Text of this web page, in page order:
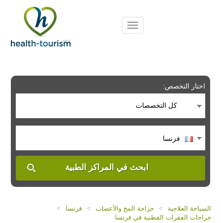
includes
system.
اختار التخصص:
كل التخصصات
فرنسا
ابحث في المراكز الطبية
السياحة العلاجية > جراحة المخ والأعصاب > فرنسا
>
جراحات الفقرات القطنية في فرنسا